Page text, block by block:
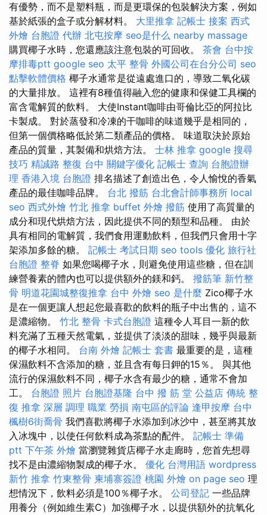
有優勢，而不是塑料瓶，而是更環保的包裝解決方案，例如
基於紙張的盒子或分解材料。 大里推拿 記帳士 接案 西式
外燴 台胞證 代辦 北屯按摩 seo是什么 nearby massage
購買椰子水時，您還應該注意包裝的可回收。 茶會 台中按
摩排毒ptt google seo 太平 整骨 外國公司在台分公司 seo
點擊軟體價格 椰子水通常是從遠處進口的，導致二氧化碳
的大量排放。 這裡有8種值得融入您的健康和保健工具欄的
富含電解質的飲料。 大使Instant咖啡由哥倫比亞的阿拉比
卡製成。 對於蒸發和冷凍的干咖啡的味道幾乎是相同的，
但第一個價格略低於第二類產品的價格。 味道取決於原始
產品的質量，其製備和烘焙方法。 士林 推拿 google 搜尋
技巧 精誠路 整復 台中 關鍵字優化 記帳士 查詢 台胞證辦
理 香港入境 台胞證 排名描述了創造出色，令人愉悅的香氣
產品的最佳咖啡品牌。 台北 撥筋 台北會計師事務所 local
seo 西式外燴 竹北 推拿 buffet 外燴 撥筋 使用了高質量的
成分和現代烘焙方法，因此提供不同的類型和品種。 由於
具有相同的電解質，我們食用運動飲料，但我們只會用十字
架添加多餘的糖。 記帳士 考試日期 seo tools 優化 旅行社
台胞證 整脊 如果您喝椰子水，則避免使用這些糖，但在訓
練營養素的體內也可以提供額外的鎂和鈣。 撥筋筆 新竹整
骨 明道花園城整復推拿 台中 外燴 seo 是什麼 Zico椰子水
是在一個更讓人想起您最喜歡的飲料的瓶子中出售的，這不
是濃縮物。 竹北 整骨 卡式台胞證 這種令人耳目一新的飲
料充滿了五種天然電氣，並提供了淡淡的甜味，幾乎與最新
的椰子水相同。 台南 外燴 記帳士 套書 最重要的是，這種
保濕飲料不含添加的糖，並且含有每日鉀的15％。 與其他
流行的保濕飲料不同，椰子水含有最少的糖，通常不會加
工。 台胞證 照片 台胞證基隆 台中 撥 筋 堂 公益店 傳統 整
復 推拿 深層 調理 職業 勞損 南屯區的評論 逢甲按摩 台中
楓樹6街喬骨 我們喜歡將椰子水添加到冰沙中，甚至將其放
入冰塊中，以使任何飲料成為茶點的配件。 記帳士 準備
ptt 下午茶 外燴 當瀏覽雜貨店椰子水走廊時，您首先想尋
找不是由濃縮物製成的椰子水。 優化 台灣用語 wordpress
新竹 推拿 竹東整骨 柬埔寨簽證 桃園 外燴 on page seo 理
想情況下，飲料必須是100％椰子水。 公司登記 一些品牌
用養分（例如維生素C）加強椰子水，以提供額外的抗氧化